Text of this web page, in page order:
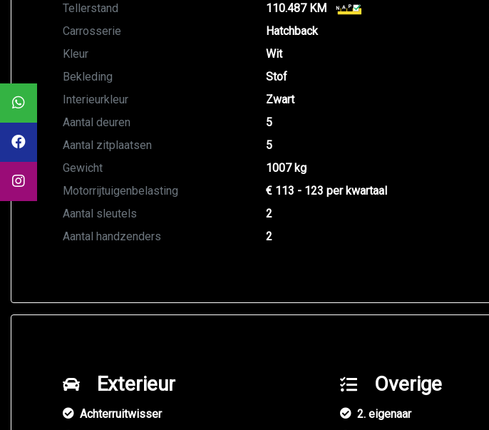
Tellerstand
110.487 KM
Carrosserie
Hatchback
Kleur
Wit
Bekleding
Stof
Interieurkleur
Zwart
Aantal deuren
5
Aantal zitplaatsen
5
Gewicht
1007 kg
Motorrijtuigenbelasting
€ 113 - 123 per kwartaal
Aantal sleutels
2
Aantal handzenders
2
Exterieur
Achterruitwisser
Overige
2. eigenaar